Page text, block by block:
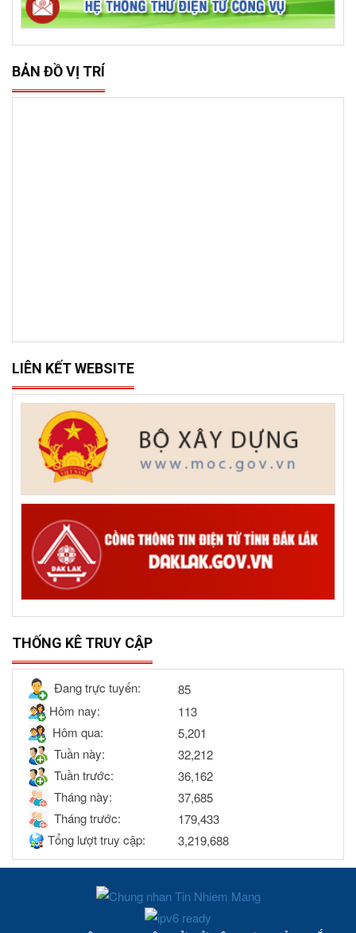
BẢN ĐỒ VỊ TRÍ
LIÊN KẾT WEBSITE
THỐNG KÊ TRUY CẬP
Đang trực tuyến:
85
Hôm nay:
113
Hôm qua:
5,201
Tuần này:
32,212
Tuần trước:
36,162
Tháng này:
37,685
Tháng trước:
179,433
Tổng lượt truy cập:
3,219,688